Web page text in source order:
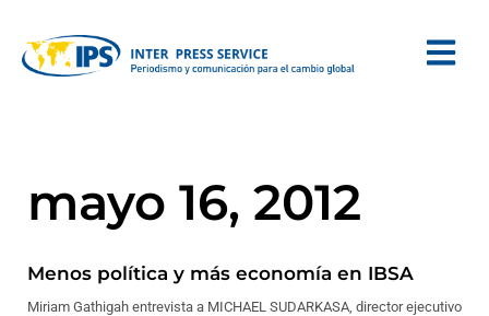
mayo 16, 2012
Menos política y más economía en IBSA
Miriam Gathigah entrevista a MICHAEL SUDARKASA, director ejecutivo